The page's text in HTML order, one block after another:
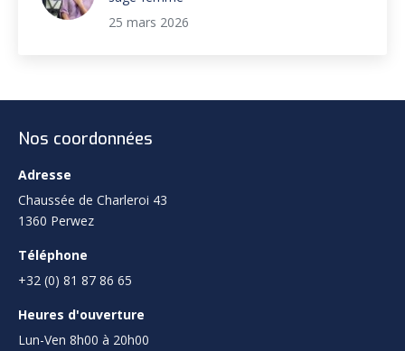
25 mars 2026
Nos coordonnées
Adresse
Chaussée de Charleroi 43
1360 Perwez
Téléphone
+32 (0) 81 87 86 65
Heures d'ouverture
Lun-Ven 8h00 à 20h00